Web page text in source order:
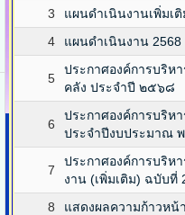
3
แผนดำเนินงานเพิ่มเ
4
แผนดำเนินงาน 2568
5
ประกาศองค์การบริห
คลัง ประจำปี ๒๕๖๘
6
ประกาศองค์การบริห
ประจำปีงบประมาณ
7
ประกาศองค์การบริห
งาน (เพิ่มเติม) ฉบับที่
8
แสดงผลความก้าวหน้